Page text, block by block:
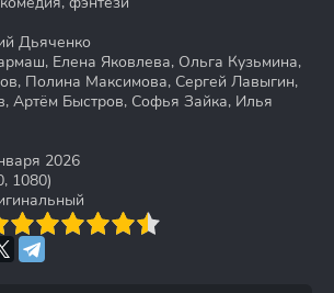
Дьяченко
Елена Яковлева, Ольга Кузьмина,
Полина Максимова, Сергей Лавыгин,
Артём Быстров, Софья Зайка, Илья
2026
1080)
9 10